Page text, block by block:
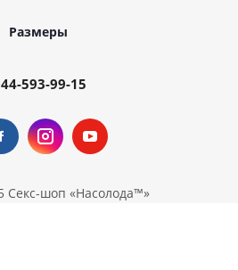
Размеры
593-99-15
Секс-шоп «Насолода™»